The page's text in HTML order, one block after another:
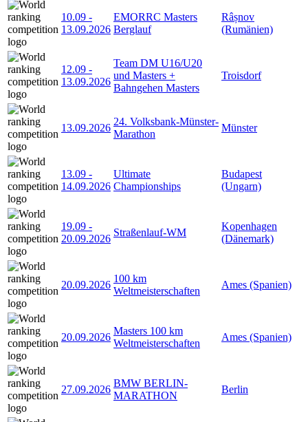
10.09 -
13.09.2026
EMORRC Masters
Berglauf
Râșnov
(Rumänien)
12.09 -
13.09.2026
Team DM U16/U20
und Masters +
Bahngehen Masters
Troisdorf
13.09.2026
24. Volksbank-Münster-
Marathon
Münster
13.09 -
14.09.2026
Ultimate
Championships
Budapest
(Ungarn)
19.09 -
20.09.2026
Straßenlauf-WM
Kopenhagen
(Dänemark)
20.09.2026
100 km
Weltmeisterschaften
Ames (Spanien)
20.09.2026
Masters 100 km
Weltmeisterschaften
Ames (Spanien)
27.09.2026
BMW BERLIN-
MARATHON
Berlin